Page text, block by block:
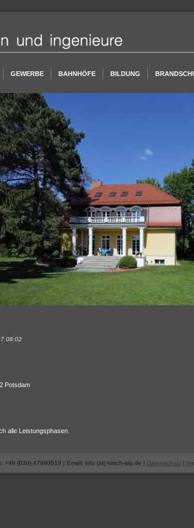
GEWERBE BAHNHÖFE BILDUNG
08:02
Potsdam
alle Leistungsphasen.
+49 (030) 47990519 | Email: info (at) kirsch-aig.de | Datenschutz |